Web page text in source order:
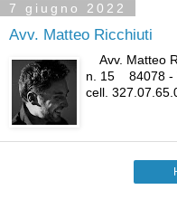
7 giugno 2022
Avv. Matteo Ricchiuti
Avv. Matteo
n. 15 84078
cell.